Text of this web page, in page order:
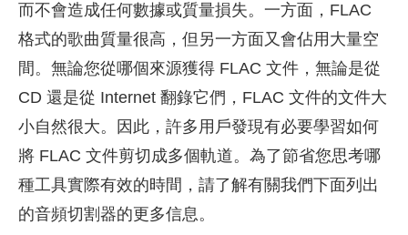
而不會造成任何數據或質量損失。一方面，FLAC
格式的歌曲質量很高，但另一方面又會佔用大量空
間。無論您從哪個來源獲得 FLAC 文件，無論是從
CD 還是從 Internet 翻錄它們，FLAC 文件的文件大
小自然很大。因此，許多用戶發現有必要學習如何
將 FLAC 文件剪切成多個軌道。為了節省您思考哪
種工具實際有效的時間，請了解有關我們下面列出
的音頻切割器的更多信息。